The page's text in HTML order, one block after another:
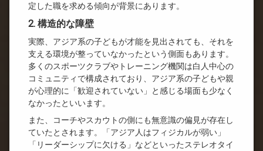
定した職を求める傾向が背景にあります。
2. 構造的な障壁
実際、アジア系の子どもが才能を見出されても、それを
支える環境が整っていなかったという側面もあります。
多くのスポーツクラブやトレーニング機関は白人中心の
コミュニティで構成されており、アジア系の子どもや親
が心理的に「歓迎されていない」と感じる場面も少なく
なかったといいます。
また、コーチやスカウトの側にも無意識の偏見が存在し
ていたとされます。「アジア人はフィジカルが弱い」
「リーダーシップに欠ける」などといったステレオタイ